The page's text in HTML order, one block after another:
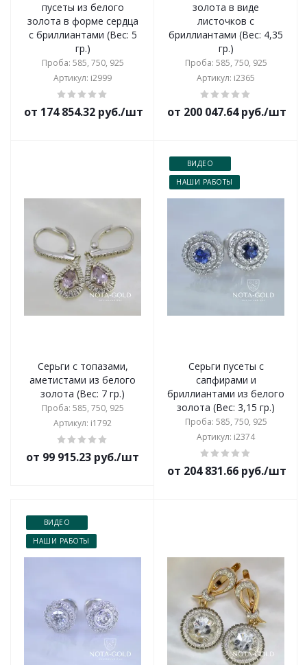
пусеты из белого
золота в форме сердца
с бриллиантами (Вес: 5
гр.)
Проба: 585, 750, 925
Артикул: i2999
от 174 854.32 руб./шт
золота в виде
листочков с
бриллиантами (Вес: 4,35
гр.)
Проба: 585, 750, 925
Артикул: i2365
от 200 047.64 руб./шт
Серьги с топазами,
аметистами из белого
золота (Вес: 7 гр.)
Проба: 585, 750, 925
Артикул: i1792
от 99 915.23 руб./шт
ВИДЕО
НАШИ РАБОТЫ
Серьги пусеты с
сапфирами и
бриллиантами из белого
золота (Вес: 3,15 гр.)
Проба: 585, 750, 925
Артикул: i2374
от 204 831.66 руб./шт
ВИДЕО
НАШИ РАБОТЫ